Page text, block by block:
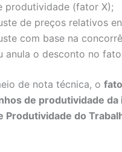
produtividade (fator X);
de preços relativos
com base na
anula o desconto no
de nota técnica, o
de produtividade
Produtividade do